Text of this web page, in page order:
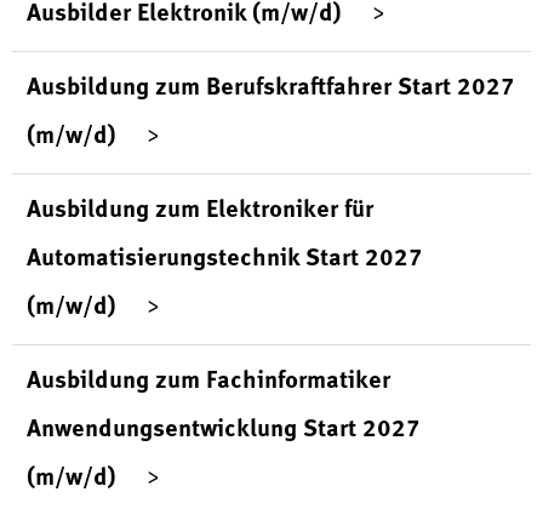
Ausbilder Elektronik (m/w/d)
Ausbildung zum Berufskraftfahrer Start 2027
(m/w/d)
Ausbildung zum Elektroniker für
Automatisierungstechnik Start 2027
(m/w/d)
Ausbildung zum Fachinformatiker
Anwendungsentwicklung Start 2027
(m/w/d)